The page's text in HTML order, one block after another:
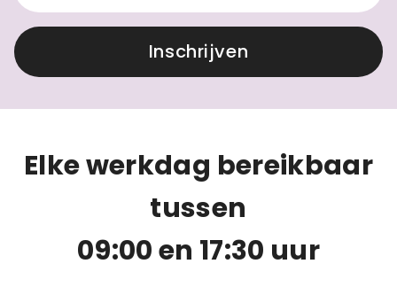
Inschrijven
Elke werkdag bereikbaar
tussen
09:00 en 17:30 uur